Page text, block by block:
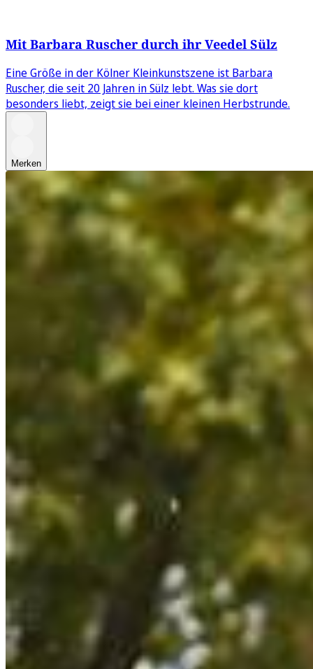
Mit Barbara Ruscher durch ihr Veedel Sülz
Eine Größe in der Kölner Kleinkunstszene ist Barbara
Ruscher, die seit 20 Jahren in Sülz lebt. Was sie dort
besonders liebt, zeigt sie bei einer kleinen Herbstrunde.
Merken